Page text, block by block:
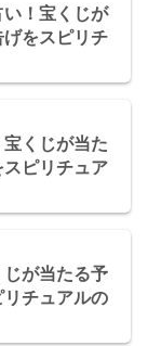
い！宝くじが
をスピリチ
宝くじが当た
ピリチュア
じが当たる予
チュアルの